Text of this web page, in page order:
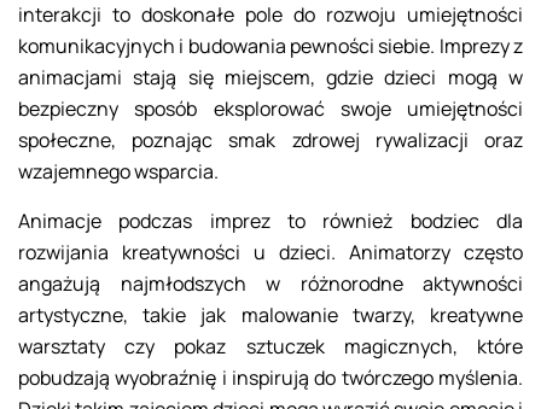
interakcji to doskonałe pole do rozwoju umiejętności
komunikacyjnych i budowania pewności siebie. Imprezy z
animacjami stają się miejscem, gdzie dzieci mogą w
bezpieczny sposób eksplorować swoje umiejętności
społeczne, poznając smak zdrowej rywalizacji oraz
wzajemnego wsparcia.
Animacje podczas imprez to również bodziec dla
rozwijania kreatywności u dzieci. Animatorzy często
angażują najmłodszych w różnorodne aktywności
artystyczne, takie jak malowanie twarzy, kreatywne
warsztaty czy pokaz sztuczek magicznych, które
pobudzają wyobraźnię i inspirują do twórczego myślenia.